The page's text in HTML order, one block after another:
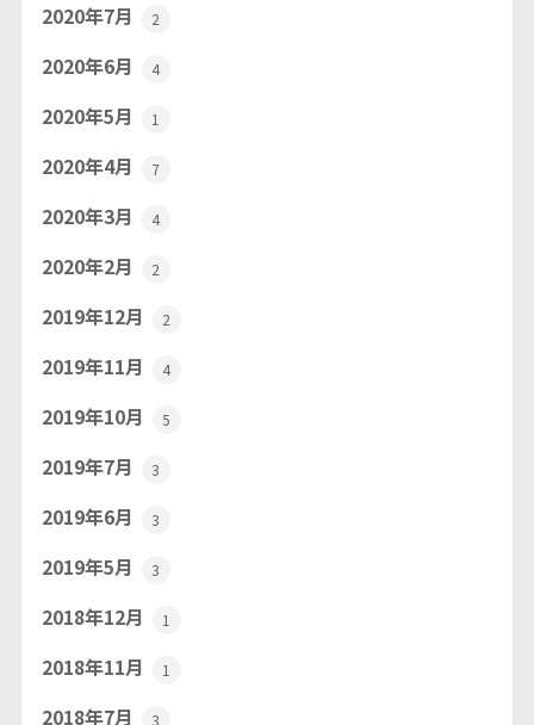
2020年7月 2
2020年6月 4
2020年5月 1
2020年4月 7
2020年3月 4
2020年2月 2
2019年12月 2
2019年11月 4
2019年10月 5
2019年7月 3
2019年6月 3
2019年5月 3
2018年12月 1
2018年11月 1
2018年7月 3